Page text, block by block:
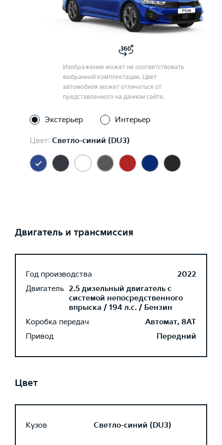
Изображение может не соответствовать
выбранной комплектации. Цвет
автомобиля может отличаться от
представленного на данном сайте.
Экстерьер Интерьер
Цвет: Светло-синий (DU3)
Двигатель и трансмиссия
Год производства
2022
Двигатель 2.5 дизельный двигатель с
системой непосредственного
впрыска / 194 л.с. / Бензин
Коробка передач
Автомат, 8AT
Привод
Передний
Цвет
Кузов Светло-синий (DU3)